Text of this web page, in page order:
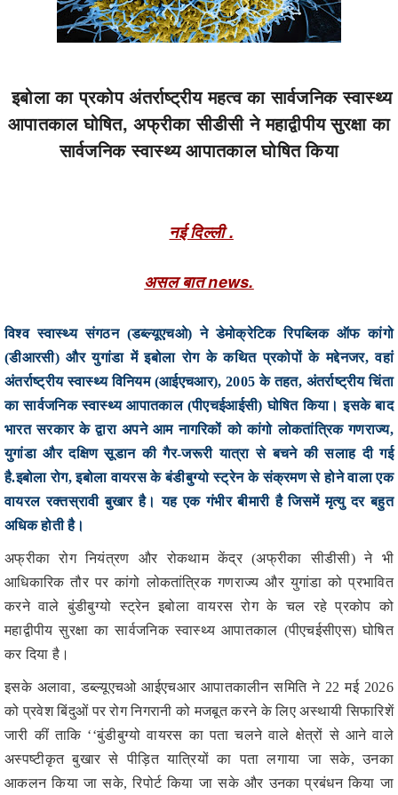
इबोला का प्रकोप अंतर्राष्ट्रीय महत्‍व का सार्वजनिक स्वास्थ्य
सार्वजनिक स्वास्थ्य आपातकाल घोषित किया
असल बात news.
विश्व स्वास्थ्य संगठन (डब्ल्यूएचओ) नेडेमोक्रेटिक रिपब्लिक ऑफ कांगो
अंतर्राष्ट्रीय स्वास्थ्य विनियम (आईएचआर), 2005 के तहत, अंतर्राष्ट्रीय चिंता
का सार्वजनिक स्वास्थ्य आपातकाल (पीएचईआईसी) घोषित किया। इसके बाद
भारत सरकार के द्वारा अपने आम नागरिकों कोकांगो लोकतांत्रिक गणराज्य,
युगांडा और दक्षिण सूडान की गैर-जरूरी यात्रा से बचने की सलाह दी गई
है.इबोला रोग, इबोला वायरस के बंडीबुग्यो स्ट्रेन के संक्रमण से होने वाला एक
वायरल रक्तस्रावी बुखार है। यह एक गंभीर बीमारी है जिसमें मृत्यु दर बहुत
अधिक होती है।
अफ्रीका रोग नियंत्रण और रोकथाम केंद्र (अफ्रीका सीडीसी) ने भी
आधिकारिक तौर पर कांगो लोकतांत्रिक गणराज्य और युगांडा को प्रभावित
करने वाले बुंडीबुग्यो स्ट्रेन इबोला वायरस रोग के चल रहे प्रकोप को
महाद्वीपीय सुरक्षा का सार्वजनिक स्वास्थ्य आपातकाल (पीएचईसीएस) घोषित
कर दिया है।
इसके अलावा, डब्ल्यूएचओ आईएचआर आपातकालीन समिति ने 22 मई 2026
को प्रवेश बिंदुओं पर रोग निगरानी को मजबूत करने के लिए अस्थायी सिफारिशें
जारी कीं ताकि ‘‘बुंडीबुग्यो वायरस का पता चलने वाले क्षेत्रों से आने वाले
अस्पष्टीकृत बुखार से पीड़ित यात्रियों का पता लगाया जा सके, उनका
आकलन किया जा सके, रिपोर्ट किया जा सके और उनका प्रबंधन किया जा
सके’’ और साथ ही ‘‘बुंडीबुग्यो वायरस का पता चलने वाले क्षेत्रों की यात्रा
को हतोत्साहित किया जा सके’’।